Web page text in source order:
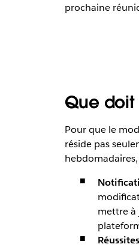
prochaine
Que
Pour que le
réside pas
mettre à